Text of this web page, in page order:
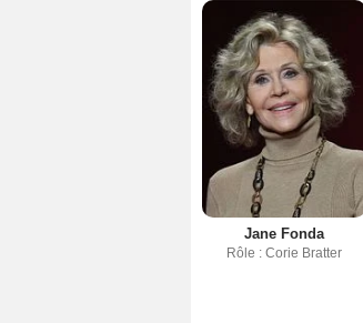
Jane Fonda
Rôle : Corie Bratter